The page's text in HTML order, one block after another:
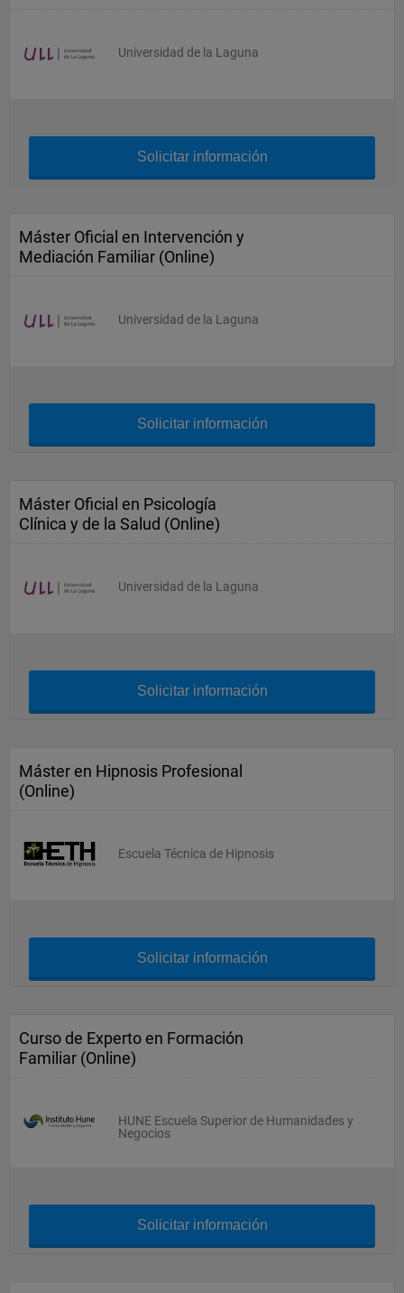
Universidad de la Laguna
Solicitar información
Máster Oficial en Intervención y
Mediación Familiar (Online)
Universidad de la Laguna
Solicitar información
Máster Oficial en Psicología
Clínica y de la Salud (Online)
Universidad de la Laguna
Solicitar información
Máster en Hipnosis Profesional
(Online)
Escuela Técnica de Hipnosis
Solicitar información
Curso de Experto en Formación
Familiar (Online)
HUNE Escuela Superior de Humanidades y
Negocios
Solicitar información